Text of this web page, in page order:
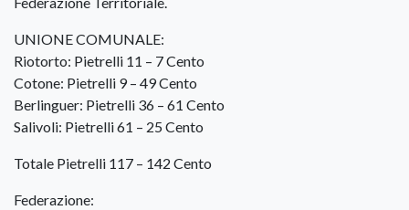
UNIONE COMUNALE:
Riotorto: Pietrelli 11 – 7 Cento
Cotone: Pietrelli 9 – 49 Cento
Berlinguer: Pietrelli 36 – 61 Cento
Salivoli: Pietrelli 61 – 25 Cento
Totale Pietrelli 117 – 142 Cento
Federazione: